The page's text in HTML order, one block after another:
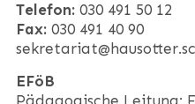
Telefon: 030 491 50 12
Fax: 030 491 40 90
EFöB